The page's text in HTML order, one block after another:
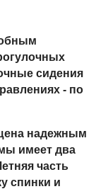
сидения
- по
надежным
имеет два
часть
спинки и